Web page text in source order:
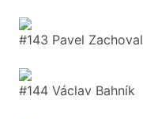
#143 Pavel Zachoval
#144 Václav Bahník